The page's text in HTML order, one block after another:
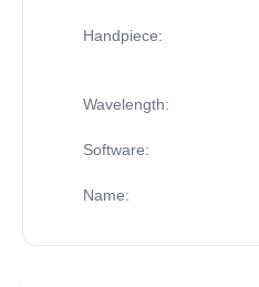
Handpiece:
Wavelength:
Software:
Name: